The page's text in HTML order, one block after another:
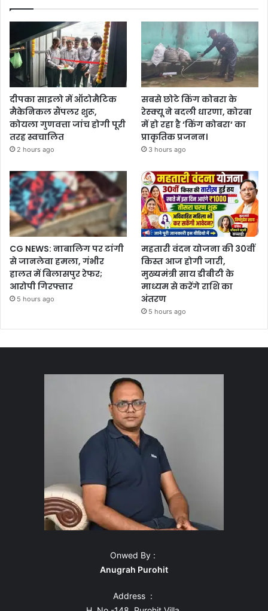
दीपका साइलो में ऑटोमैटिक
मैकेनिकल सैंपलर शुरू,
कोयला गुणवत्ता जांच होगी पूरी
तरह स्वचालित
2 hours ago
सबसे छोटे किंग कोबरा के
रेस्क्यू ने बदली धारणा, कोरबा
में हो रहा है ‘किंग कोबरा‘ का
प्राकृतिक प्रजनन।
3 hours ago
CG NEWS: नाबालिग पर टांगी
से जानलेवा हमला, गंभीर
हालत में बिलासपुर रेफर;
आरोपी गिरफ्तार
5 hours ago
महतारी वंदन योजना की 30वीं
किस्त आज होगी जारी,
मुख्यमंत्री साय डीबीटी के
माध्यम से करेंगे राशि का
अंतरण
5 hours ago
Onwed By :
Anugrah Purohit
Address :